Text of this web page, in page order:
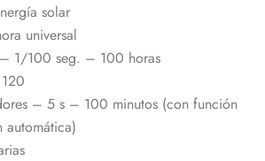
solar
universal
1/100 seg. – 100 horas
– 5 s – 100 minutos (con función